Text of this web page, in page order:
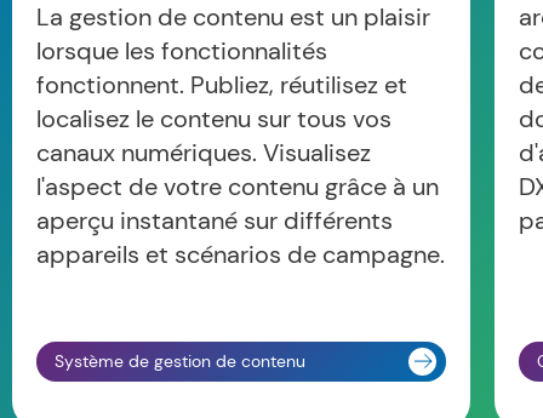
La gestion de contenu est un plaisir
lorsque les fonctionnalités
fonctionnent. Publiez, réutilisez et
localisez le contenu sur tous vos
canaux numériques. Visualisez
l'aspect de votre contenu grâce à un
aperçu instantané sur différents
appareils et scénarios de campagne.
Système de gestion de contenu